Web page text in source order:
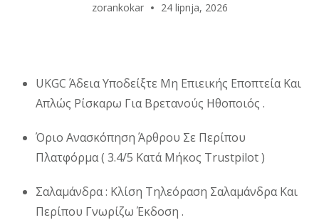
zorankokar 24 lipnja, 2026
UKGC Άδεια Υποδείξτε Μη Επιεικής Εποπτεία Και
Απλώς Ρίσκαρω Για Βρετανούς Ηθοποιός .
Όριο Ανασκόπηση Άρθρου Σε Περίπου
Πλατφόρμα ( 3.4/5 Κατά Μήκος Trustpilot )
Σαλαμάνδρα : Κλίση Τηλεόραση Σαλαμάνδρα Και
Περίπου Γνωρίζω Έκδοση .